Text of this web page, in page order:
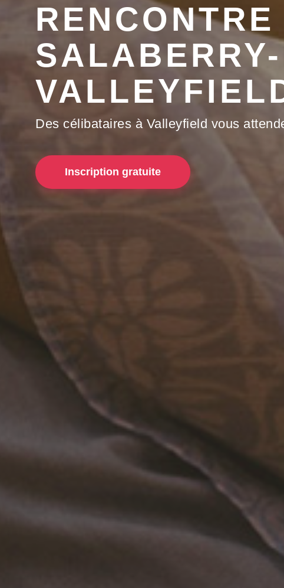
RENCONTRE
Des célibataires à Valleyfield vous
Inscription gratuite